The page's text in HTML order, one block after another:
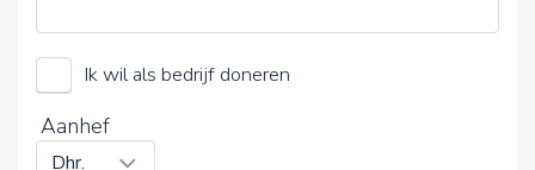
Ik wil als bedrijf doneren
Aanhef